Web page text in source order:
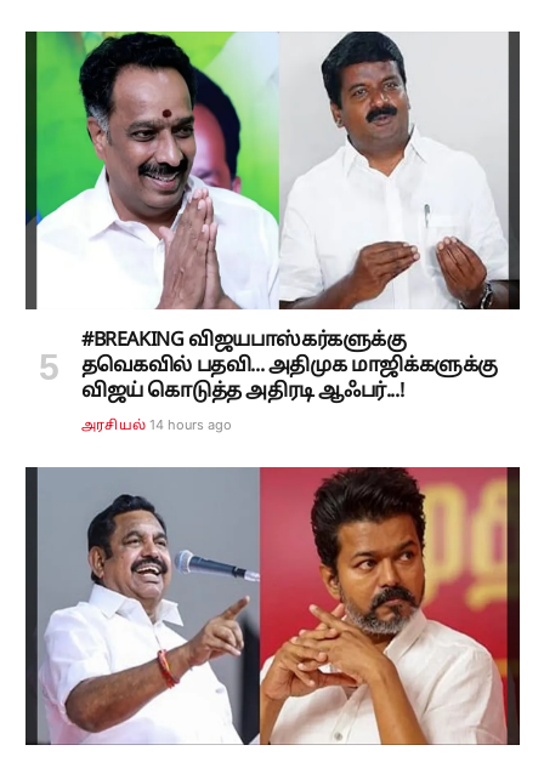
#BREAKING விஜயபாஸ்கர்களுக்கு
தவெகவில் பதவி... அதிமுக மாஜிக்களுக்கு
விஜய் கொடுத்த அதிரடி ஆஃபர்...!
அரசியல் 14 hours ago